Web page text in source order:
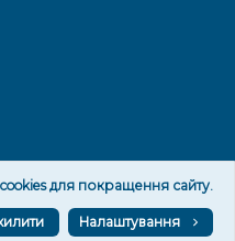
для покращення сайту.
Налаштування